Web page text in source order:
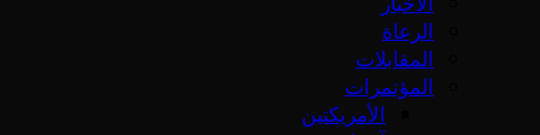
الرعاة
المقابلات
المؤتمرات
الأمريكتين